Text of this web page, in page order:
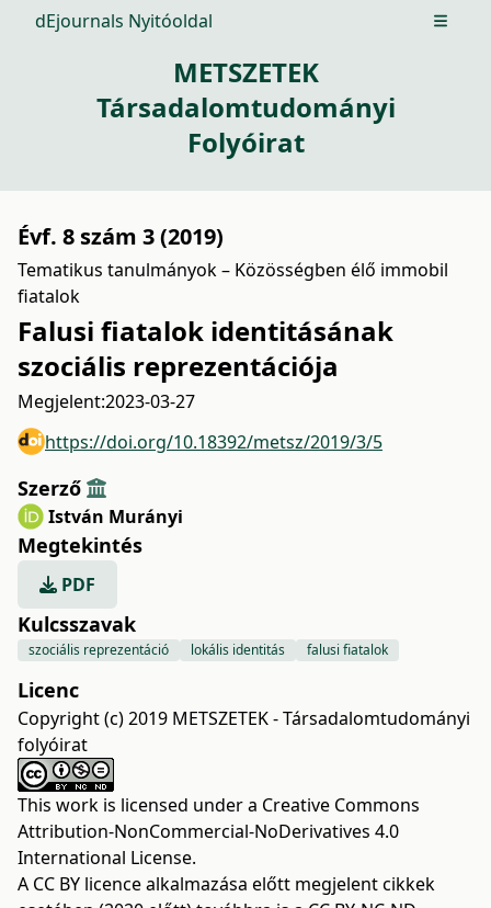
dEjournals Nyitóoldal Open
METSZETEK
Társadalomtudományi
Folyóirat
Évf. 8 szám 3 (2019)
Tematikus tanulmányok – Közösségben élő immobil
fiatalok
Falusi fiatalok identitásának
szociális reprezentációja
Megjelent:2023-03-27
https://doi.org/10.18392/metsz/2019/3/5
Szerző
István Murányi
Megtekintés
PDF
Kulcsszavak
szociális reprezentáció lokális identitás falusi fiatalok
Licenc
Copyright (c) 2019 METSZETEK - Társadalomtudományi
folyóirat
This work is licensed under a Creative Commons
Attribution-NonCommercial-NoDerivatives 4.0
International License.
A CC BY licence alkalmazása előtt megjelent cikkek